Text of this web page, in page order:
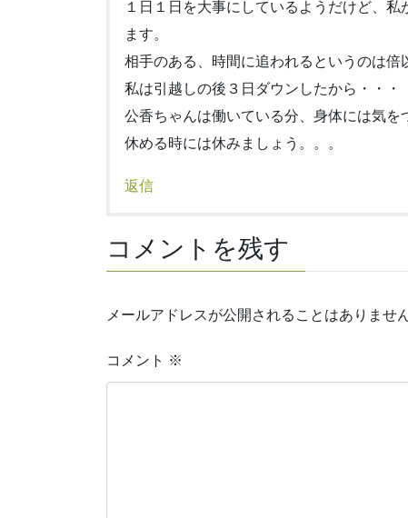
１日１日を大事にしているようだけど、
ます。
相手のある、時間に追われるというのは倍
私は引越しの後３日ダウンしたから・・・
公香ちゃんは働いている分、身体には気を
休める時には休みましょう。。。
返信
コメントを残す
メールアドレスが公開されることはありません
コメント ※